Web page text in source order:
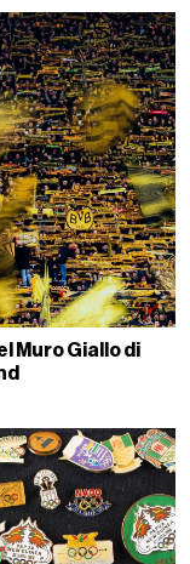
Muro Giallo di